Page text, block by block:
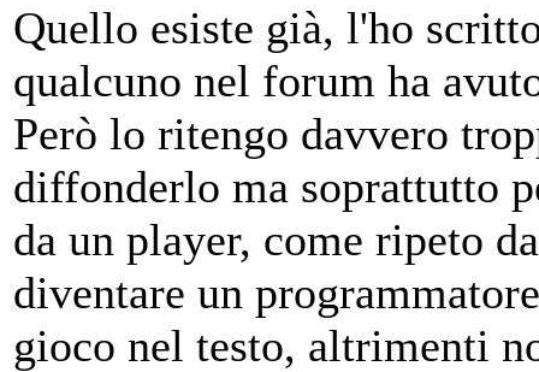
Quello esiste già, l'ho
qualcuno nel forum ha
Però lo ritengo davvero
diffonderlo ma soprattutto
da un player, come ripeto
diventare un
gioco nel testo, altrimenti